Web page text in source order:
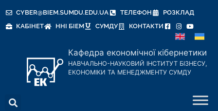
CYBER@BIEM.SUMDU.EDU.UA ТЕЛЕФОН
РОЗКЛАД
КАБІНЕТ
ННІ БІЕМ СУМДУ КОНТАКТИ
Кафедра економічної кібернетики
НАВЧАЛЬНО-НАУКОВИЙ ІНСТИТУТ БІЗНЕСУ,
ЕКОНОМІКИ ТА МЕНЕДЖМЕНТУ СУМДУ